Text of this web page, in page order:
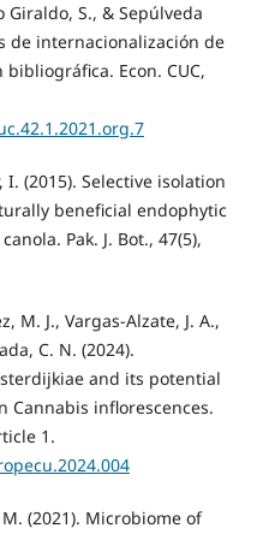
Giraldo, S., & Sepúlveda
de internacionalización de
Econ. CUC,
(2015). Selective isolation
beneficial endophytic
Pak. J. Bot., 47(5),
M. J., Vargas-Alzate, J. A.,
C. N. (2024).
and its potential
Cannabis inflorescences.
1.
(2021). Microbiome of